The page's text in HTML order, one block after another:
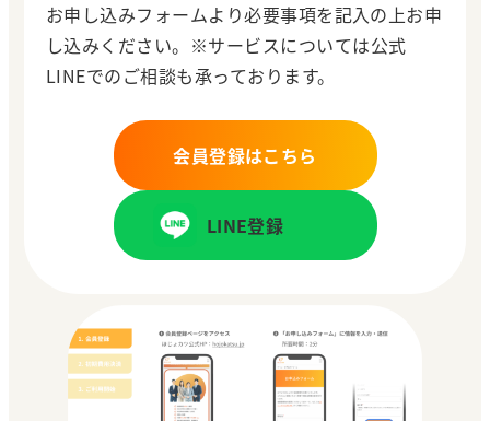
お申し込みフォームより必要事項を記入の上お申
し込みください。 ※サービスについては公式
LINEでのご相談も承っております。
会員登録はこちら
LINE登録